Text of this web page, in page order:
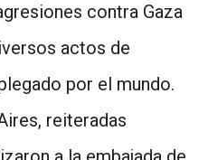
contra Gaza
actos de
por el mundo.
reiteradas